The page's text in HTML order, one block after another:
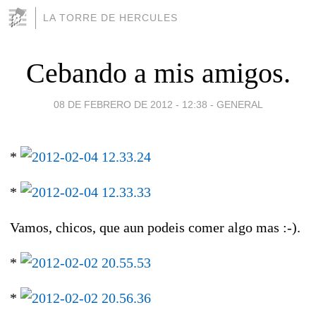
LA TORRE DE HERCULES
Cebando a mis amigos.
08 DE FEBRERO DE 2012 - 12:38 - GENERAL
*
*
Vamos, chicos, que aun podeis comer algo mas :-).
*
*